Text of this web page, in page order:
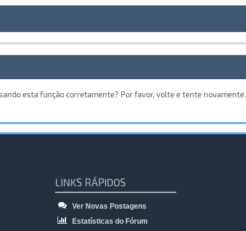
esta função corretamente? Por favor, volte e tente novamente.
LINKS RÁPIDOS
Ver Novas Postagens
Estatísticas do Fórum